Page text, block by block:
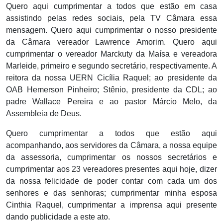
Quero aqui cumprimentar a todos que estão em casa
assistindo pelas redes sociais, pela TV Câmara essa
mensagem. Quero aqui cumprimentar o nosso presidente
da Câmara vereador Lawrence Amorim. Quero aqui
cumprimentar o vereador Marckuty da Maísa e vereadora
Marleide, primeiro e segundo secretário, respectivamente. A
reitora da nossa UERN Cicília Raquel; ao presidente da
OAB Hemerson Pinheiro; Stênio, presidente da CDL; ao
padre Wallace Pereira e ao pastor Márcio Melo, da
Assembleia de Deus.
Quero cumprimentar a todos que estão aqui
acompanhando, aos servidores da Câmara, a nossa equipe
da assessoria, cumprimentar os nossos secretários e
cumprimentar aos 23 vereadores presentes aqui hoje, dizer
da nossa felicidade de poder contar com cada um dos
senhores e das senhoras; cumprimentar minha esposa
Cinthia Raquel, cumprimentar a imprensa aqui presente
dando publicidade a este ato.